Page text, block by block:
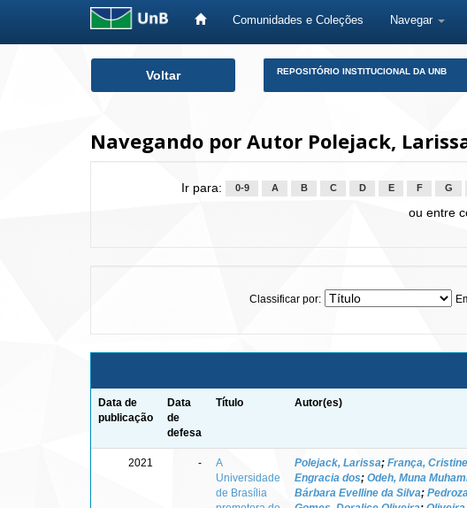
Comunidades e Coleções Navegar
Voltar REPOSITÓRIO INSTITUCIONAL DA UNB
Navegando por Autor Polejack,
Ir para: 0-9 A B C D E F G
ou entre
Classificar por:
Data de
publicação
Data
de
defesa
Título Autor(es)
2021 -
A
Universidade
de Brasília
Polejack, Larissa; França,
Engracia dos; Odeh, Muna
Bárbara Evelline da Silva;